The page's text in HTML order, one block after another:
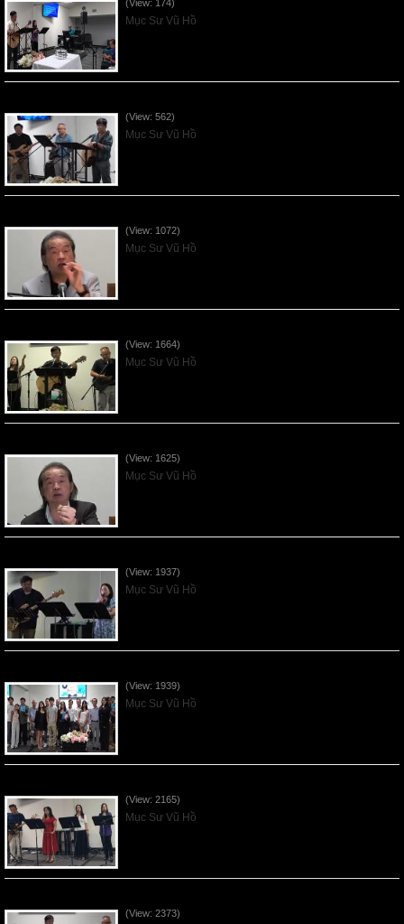
(View: 174)
Mục Sư Vũ Hồ
(View: 562)
Mục Sư Vũ Hồ
(View: 1072)
Mục Sư Vũ Hồ
(View: 1664)
Mục Sư Vũ Hồ
(View: 1625)
Mục Sư Vũ Hồ
(View: 1937)
Mục Sư Vũ Hồ
(View: 1939)
Mục Sư Vũ Hồ
(View: 2165)
Mục Sư Vũ Hồ
(View: 2373)